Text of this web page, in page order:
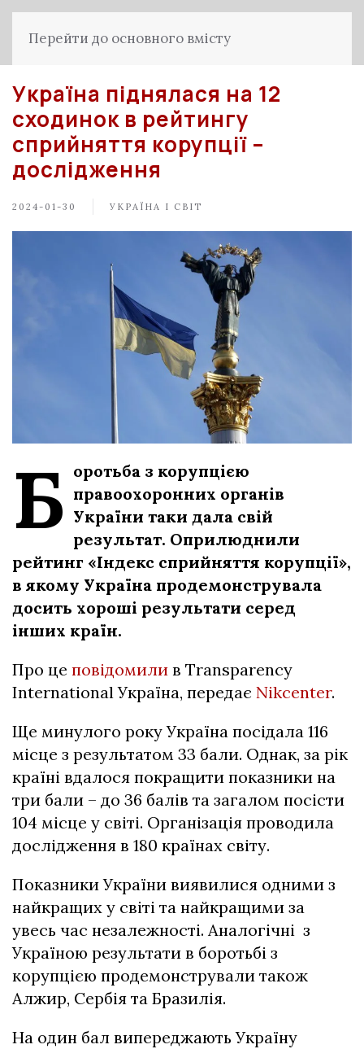
Перейти до основного вмісту
Україна піднялася на 12
сходинок в рейтингу
сприйняття корупції –
дослідження
2024-01-30 УКРАЇНА І СВІТ
Б оротьба з корупцією
правоохоронних органів
України таки дала свій
результат. Оприлюднили
рейтинг «Індекс сприйняття корупції»,
в якому Україна продемонструвала
досить хороші результати серед
інших країн.
Про це повідомили в Transparency
International Україна, передає Nikcenter.
Ще минулого року Україна посідала 116
місце з результатом 33 бали. Однак, за рік
країні вдалося покращити показники на
три бали – до 36 балів та загалом посісти
104 місце у світі. Організація проводила
дослідження в 180 країнах світу.
Показники України виявилися одними з
найкращих у світі та найкращими за
увесь час незалежності. Аналогічні з
Україною результати в боротьбі з
корупцією продемонстрували також
Алжир, Сербія та Бразилія.
На один бал випереджають Україну